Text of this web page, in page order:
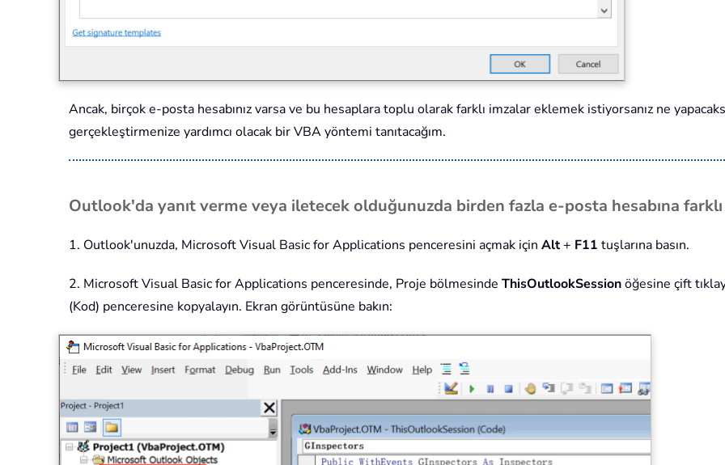
Ancak, birçok e-posta hesabınız varsa ve bu hesaplara toplu olarak farklı imzalar eklemek istiyorsanız ne
gerçekleştirmenize yardımcı olacak bir VBA yöntemi tanıtacağım.
Outlook'da yanıt verme veya iletecek olduğunuzda birden fazla e-posta hesabına
1. Outlook'unuzda, Microsoft Visual Basic for Applications penceresini açmak için Alt+ F11 tuşlarına basın.
2. Microsoft Visual Basic for Applications penceresinde, Proje bölmesinde ThisOutlookSessionöğesine çift
(Kod) penceresine kopyalayın. Ekran görüntüsüne bakın: